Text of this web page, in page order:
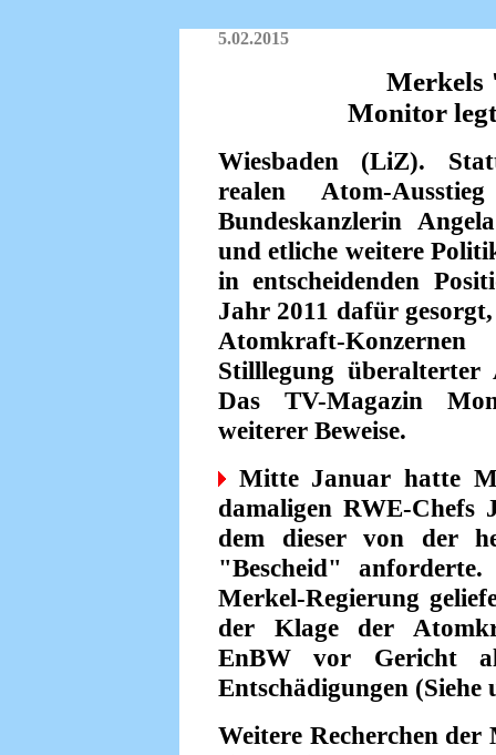
5.02.2015
Merkels
Monitor
Wiesbaden (LiZ).
realen Atom-
Bundes­kanzlerin
und etliche weitere
in entscheidenden
Jahr 2011 dafür
Atomkraft-
Stilllegung
Das TV-Magazin
weiterer Beweise.
Mitte Januar hatte
damaligen RWE-Chefs
dem dieser von der
"Bescheid"
Merkel-Regierung
der Klage der
EnBW vor Gericht
Entschädigungen
Weitere Recherchen